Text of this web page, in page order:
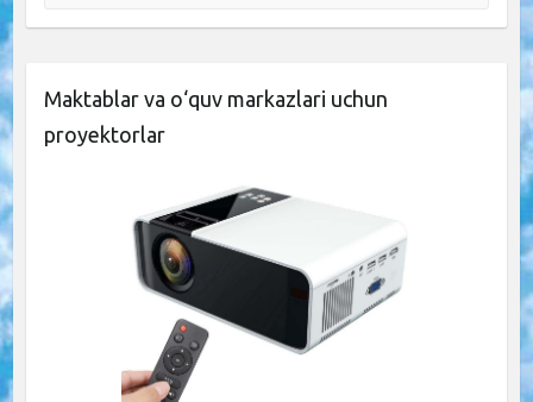
Maktablar va o‘quv markazlari uchun
proyektorlar